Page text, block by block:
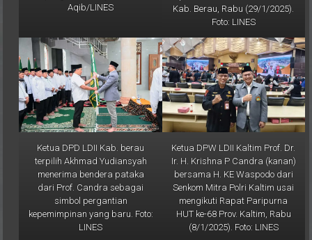
Foto: LINES
Ketua DPD LDII Kab. berau
terpilih Akhmad Yudiansyah
menerima bendera pataka
dari Prof. Candra sebagai
simbol pergantian
kepemimpinan yang baru. Foto:
LINES
Ketua DPW LDII Kaltim Prof. Dr.
Ir. H. Krishna P Candra (kanan)
bersama H. KE Waspodo dari
Senkom Mitra Polri Kaltim usai
mengikuti Rapat Paripurna
HUT ke-68 Prov. Kaltim, Rabu
(8/1/2025). Foto: LINES